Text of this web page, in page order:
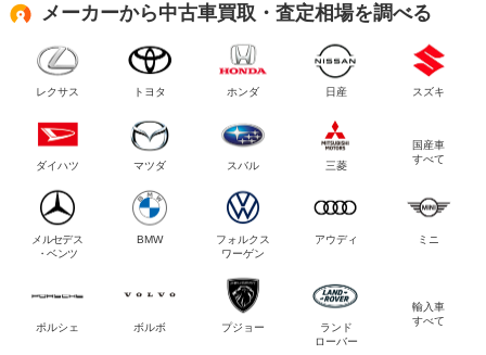
メーカーから中古車買取・査定相場を調べる
レクサス トヨタ ホンダ 日産 スズキ
ダイハツ マツダ スバル 三菱
国産車
すべて
メルセデス
・ベンツ
BMW
フォルクス
ワーゲン
アウディ ミニ
ポルシェ ボルボ プジョー
ランド
ローバー
輸入車
すべて